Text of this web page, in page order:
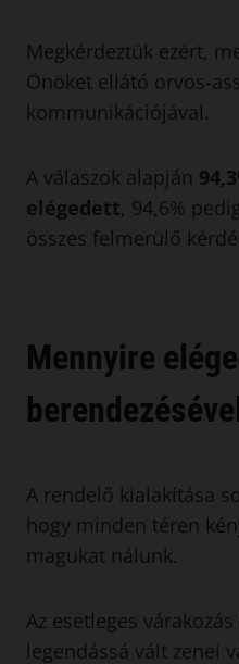
Megkérdeztük ezért,
Önöket ellátó orvos-
kommunikációjával.
A válaszok alapján
elégedett, 94,6%
összes felmerülő
Mennyire
A rendelő kialakítása
hogy minden téren
magukat nálunk.
Az esetleges
legendássá vált zenei